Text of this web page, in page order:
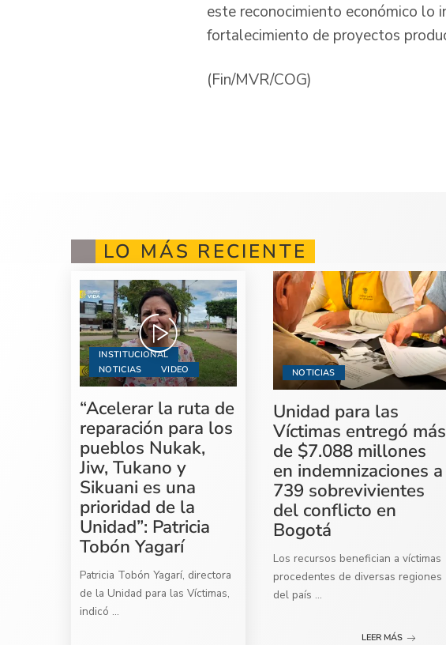
este reconocimiento económico lo
fortalecimiento de proyectos
(Fin/MVR/COG)
LO MÁS RECIENTE
INSTITUCIONAL
NOTICIAS
VIDEO
“Acelerar la ruta de
reparación para los
pueblos Nukak,
Jiw, Tukano y
Sikuani es una
prioridad de la
Unidad”: Patricia
Tobón Yagarí
Patricia Tobón Yagarí, directora
de la Unidad para las Víctimas,
indicó ...
NOTICIAS
Unidad para las
Víctimas entregó más
de $7.088 millones
en indemnizaciones a
739 sobrevivientes
del conflicto en
Bogotá
Los recursos benefician a víctimas
procedentes de diversas regiones
del país ...
LEER MÁS